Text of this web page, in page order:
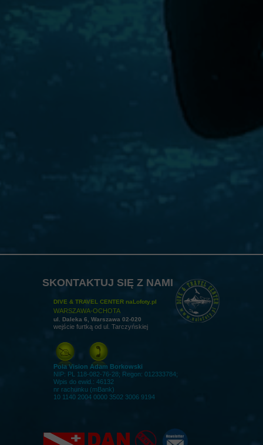
DIVE & TRAVEL CENTER naLofoty.pl
WARSZAWA-OCHOTA
ul. Daleka 6, Warszawa 02-020
wejście furtką od ul. Tarczyńskiej
Pola Vision Adam Borkowski
NIP: PL 118-082-76-28; Regon: 012333784;
Wpis do ewid.: 46132
nr rachunku (mBank)
10 1140 2004 0000 3502 3006 9194
SKONTAKTUJ SIĘ Z NAMI